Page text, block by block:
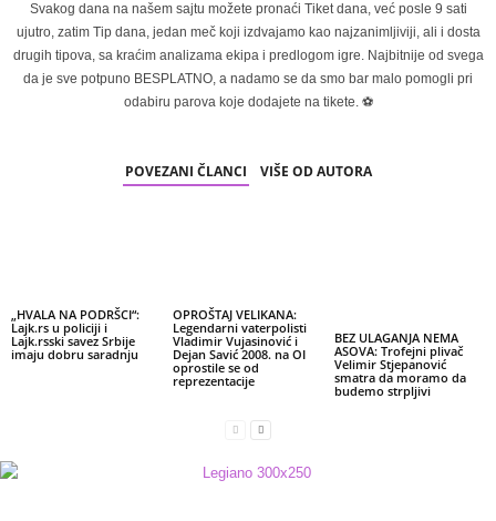
Svakog dana na našem sajtu možete pronaći Tiket dana, već posle 9 sati
ujutro, zatim Tip dana, jedan meč koji izdvajamo kao najzanimljiviji, ali i dosta
drugih tipova, sa kraćim analizama ekipa i predlogom igre. Najbitnije od svega
da je sve potpuno BESPLATNO, a nadamo se da smo bar malo pomogli pri
odabiru parova koje dodajete na tikete. ⚽
POVEZANI ČLANCI VIŠE OD AUTORA
„HVALA NA PODRŠCI“:
Lajk.rs u policiji i
Lajk.rsski savez Srbije
imaju dobru saradnju
OPROŠTAJ VELIKANA:
Legendarni vaterpolisti
Vladimir Vujasinović i
Dejan Savić 2008. na OI
oprostile se od
reprezentacije
BEZ ULAGANJA NEMA
ASOVA: Trofejni plivač
Velimir Stjepanović
smatra da moramo da
budemo strpljivi